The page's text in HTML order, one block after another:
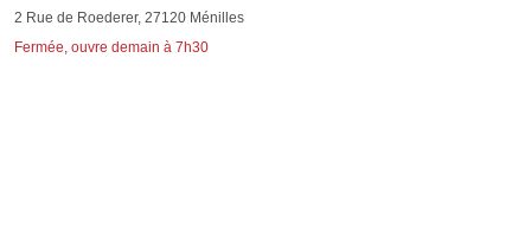
2 Rue de Roederer, 27120 Ménilles
Fermée, ouvre demain à 7h30